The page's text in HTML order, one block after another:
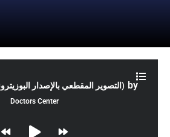
دليل فحص PET (التصوير المقطعي بالإصدار البوزيتروني) by
Doctors Center